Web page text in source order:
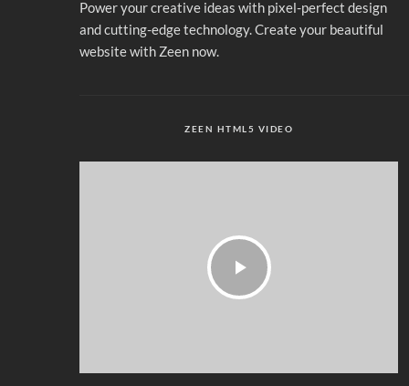
Power your creative ideas with pixel-perfect design
and cutting-edge technology. Create your beautiful
website with Zeen now.
ZEEN HTML5 VIDEO